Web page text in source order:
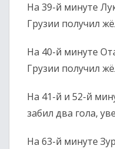
На 39-й минуте
Грузии получил
На 40-й минуте
Грузии получил
На 41-й и 52-й
забил два гола,
На 63-й минуте